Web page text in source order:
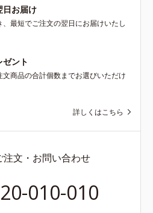
日
タ
日お届け
、最短でご注文の翌日にお届けいたし
ント
文商品の合計個数までお選びいただけ
詳しくはこちら
注文・お問い合わせ
010-010